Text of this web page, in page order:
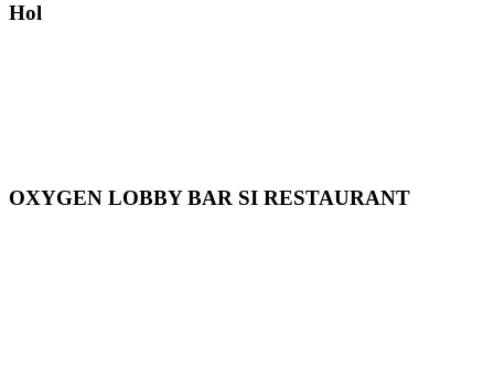
Hol
OXYGEN LOBBY BAR SI RESTAURANT